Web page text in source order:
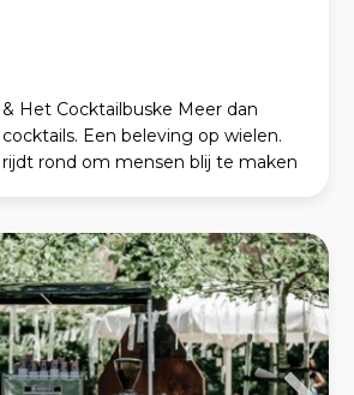
Het Cocktailbuske Meer dan
Een beleving op wielen.
rond om mensen blij te maken